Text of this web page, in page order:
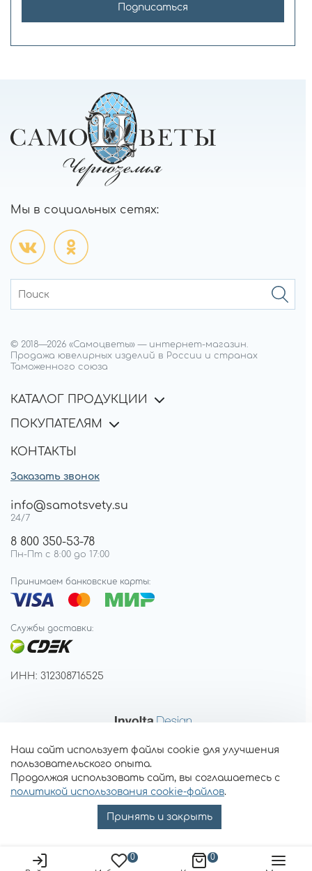
0
0
Подписаться
Мы в социальных сетях:
© 2018—2026 «Самоцветы» — интернет-магазин.
Продажа ювелирных изделий в России и странах
Таможенного союза
КАТАЛОГ ПРОДУКЦИИ
ПОКУПАТЕЛЯМ
КОНТАКТЫ
Заказать звонок
info@samotsvety.su
24/7
8 800 350-53-78
Пн-Пт с 8:00 до 17:00
Принимаем банковские карты:
Службы доставки:
ИНН: 312308716525
Наш сайт использует файлы cookie для улучшения
пользовательского опыта.
Продолжая использовать сайт, вы соглашаетесь с
политикой использования cookie-файлов.
Принять и закрыть